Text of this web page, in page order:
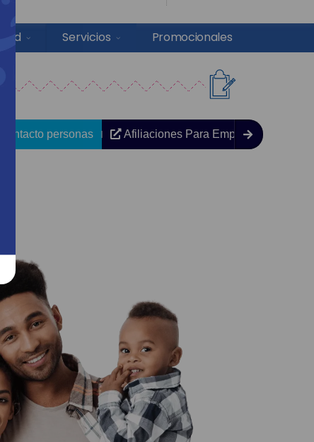
Salud Servicios Promocionales
Contacto personas Afiliaciones Para Empresas y/o